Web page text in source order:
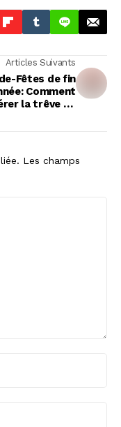
Articles Suivants
Fêtes de fin
Comment
la trêve de
Les champs